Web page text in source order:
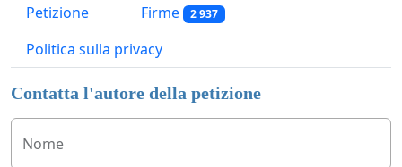
Petizione Firme 2 937
Politica sulla privacy
Contatta l'autore della petizione
Nome